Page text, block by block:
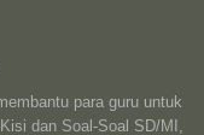
para guru untuk
dan Soal-Soal SD/MI,